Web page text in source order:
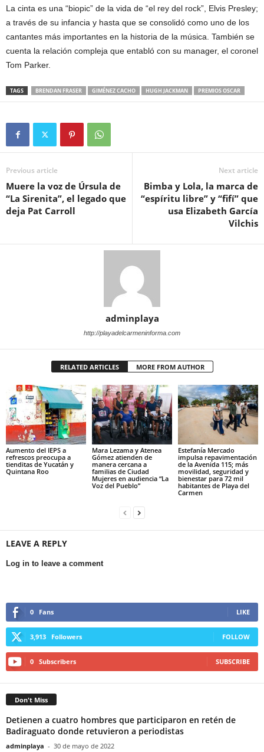
La cinta es una “biopic” de la vida de “el rey del rock”, Elvis Presley;
a través de su infancia y hasta que se consolidó como uno de los
cantantes más importantes en la historia de la música. También se
cuenta la relación compleja que entabló con su manager, el coronel
Tom Parker.
TAGS BRENDAN FRASER GIMÉNEZ CACHO HUGH JACKMAN PREMIOS OSCAR
Previous article
Muere la voz de Úrsula de
“La Sirenita”, el legado que
deja Pat Carroll
Next article
Bimba y Lola, la marca de
“espíritu libre” y “fifí” que
usa Elizabeth García
Vilchis
adminplaya
http://playadelcarmeninforma.com
RELATED ARTICLES MORE FROM AUTHOR
Aumento del IEPS a
refrescos preocupa a
tienditas de Yucatán y
Quintana Roo
Mara Lezama y Atenea
Gómez atienden de
manera cercana a
familias de Ciudad
Mujeres en audiencia “La
Voz del Pueblo”
Estefanía Mercado
impulsa repavimentación
de la Avenida 115; más
movilidad, seguridad y
bienestar para 72 mil
habitantes de Playa del
Carmen
LEAVE A REPLY
Log in to leave a comment
0 Fans LIKE
3,913 Followers FOLLOW
0 Subscribers SUBSCRIBE
Don't Miss
Detienen a cuatro hombres que participaron en retén de
Badiraguato donde retuvieron a periodistas
adminplaya - 30 de mayo de 2022